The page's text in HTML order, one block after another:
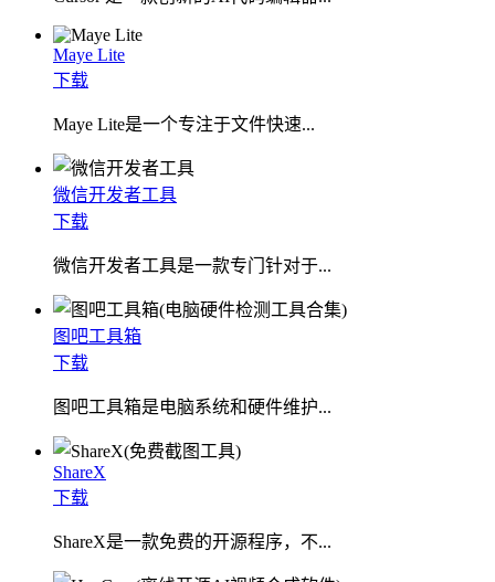
Maye Lite
下载
​Maye Lite是一个专注于文件快速...
微信开发者工具
下载
微信开发者工具是一款专门针对于...
图吧工具箱
下载
图吧工具箱是电脑系统和硬件维护...
ShareX
下载
ShareX是一款免费的开源程序，不...